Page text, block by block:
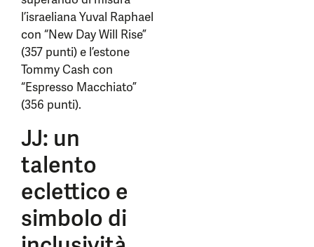
l’israeliana Yuval Raphael
con “New Day Will Rise”
(357 punti) e l’estone
Tommy Cash con
“Espresso Macchiato”
(356 punti).
JJ: un
talento
eclettico e
simbolo di